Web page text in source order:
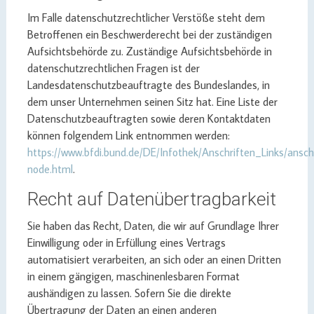
Im Falle datenschutzrechtlicher Verstöße steht dem
Betroffenen ein Beschwerderecht bei der zuständigen
Aufsichtsbehörde zu. Zuständige Aufsichtsbehörde in
datenschutzrechtlichen Fragen ist der
Landesdatenschutzbeauftragte des Bundeslandes, in
dem unser Unternehmen seinen Sitz hat. Eine Liste der
Datenschutzbeauftragten sowie deren Kontaktdaten
können folgendem Link entnommen werden:
https://www.bfdi.bund.de/DE/Infothek/Anschriften_Links/
node.html.
Recht auf Datenübertragbarkeit
Sie haben das Recht, Daten, die wir auf Grundlage Ihrer
Einwilligung oder in Erfüllung eines Vertrags
automatisiert verarbeiten, an sich oder an einen Dritten
in einem gängigen, maschinenlesbaren Format
aushändigen zu lassen. Sofern Sie die direkte
Übertragung der Daten an einen anderen